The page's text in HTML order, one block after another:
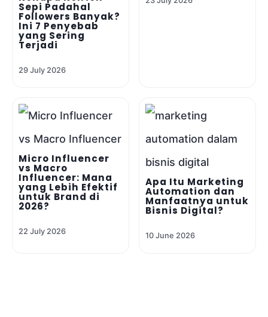
Sepi Padahal
Followers Banyak?
Ini 7 Penyebab
yang Sering
Terjadi
29 July 2026
Micro Influencer
vs Macro
Influencer: Mana
yang Lebih Efektif
untuk Brand di
2026?
22 July 2026
Apa Itu Marketing
Automation dan
Manfaatnya untuk
Bisnis Digital?
10 June 2026